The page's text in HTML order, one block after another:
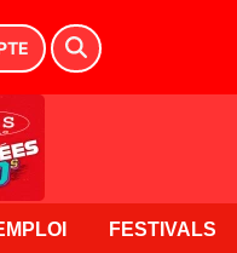
FESTIVALS